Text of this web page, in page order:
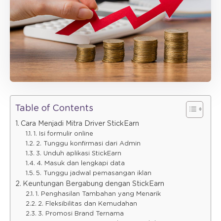
Table of Contents
Cara Menjadi Mitra Driver StickEarn
1. Isi formulir online
2. Tunggu konfirmasi dari Admin
3. Unduh aplikasi StickEarn
4. Masuk dan lengkapi data
5. Tunggu jadwal pemasangan iklan
Keuntungan Bergabung dengan StickEarn
1. Penghasilan Tambahan yang Menarik
2. Fleksibilitas dan Kemudahan
3. Promosi Brand Ternama